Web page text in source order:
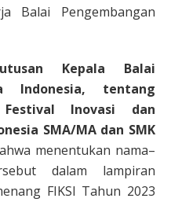
Balai Pengembangan
Kepala Balai
Indonesia, tentang
Festival Inovasi dan
SMA/MA dan SMK
menentukan nama–
dalam lampiran
FIKSI Tahun 2023